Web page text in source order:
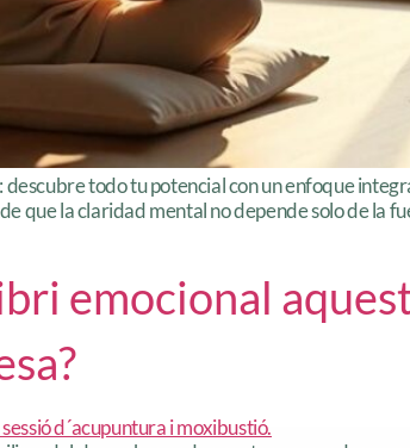
todo tu potencial con un enfoque
que la claridad mental no depende solo de la
emocional